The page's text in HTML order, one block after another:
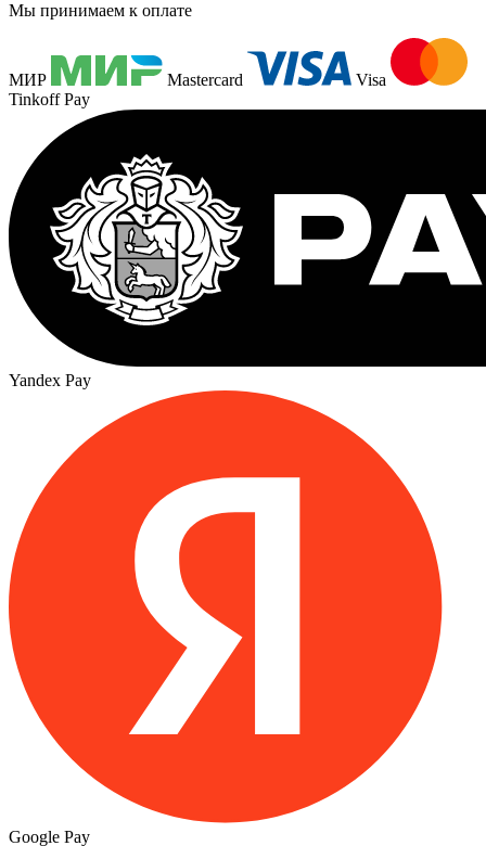
Мы принимаем к оплате
МИР Mastercard
Visa
Tinkoff Pay
Yandex Pay
Google Pay